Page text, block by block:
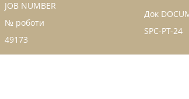
JOB NUMBER
№ роботи
49173
Док
SPC-PT-24